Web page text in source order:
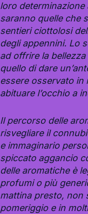
loro
saranno quelle che
sentieri ciottolosi
degli appennini. Lo
ad offrire la
quello di dare
essere osservato in
abituare l’occhio a
Il percorso delle
risvegliare il
e immaginario
spiccato aggancio
delle aromatiche è
profumi o più
mattina presto, non
pomeriggio e in